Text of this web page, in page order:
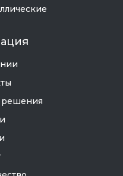
решения